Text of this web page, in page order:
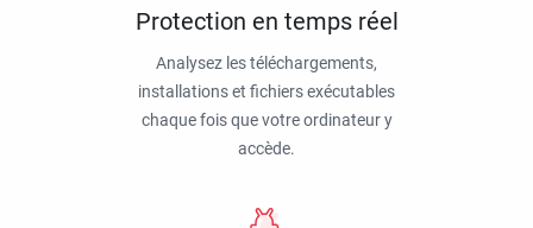
Protection en temps réel
Analysez les téléchargements,
installations et fichiers exécutables
chaque fois que votre ordinateur y
accède.